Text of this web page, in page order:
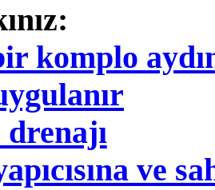
komplo
ve